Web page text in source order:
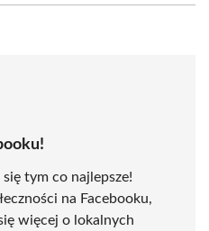
tym co najlepsze!
na Facebooku,
więcej o lokalnych